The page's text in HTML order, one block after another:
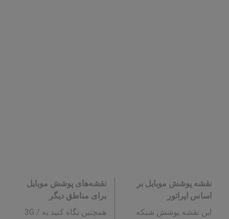
نقشه پوشش موبایل بر
اساس اپراتور
این نقشه پوشش شبکه
نقشه‌های پوشش موبایل
برای مناطق دیگر
همچنین نگاه کنید به 3G /